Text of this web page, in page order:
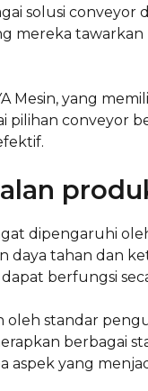
solusi
mereka
Mesin, yang
pilihan conveyor
dipengaruhi
tahan dan
berfungsi
standar
berbagai
aspek yang